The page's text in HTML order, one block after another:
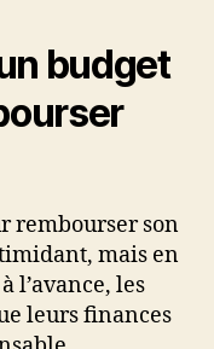
budget
rembourser son
mais en
l’avance, les
leurs finances